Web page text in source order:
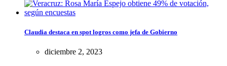
Claudia destaca en spot logros como jefa de Gobierno
diciembre 2, 2023